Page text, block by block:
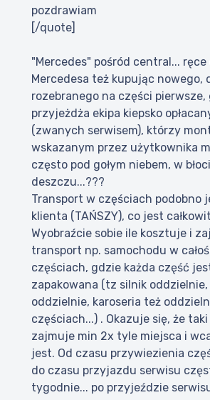
pozdrawiam
[/quote]
"Mercedes" pośród central... ręce
Mercedesa też kupując nowego,
rozebranego na części pierwsze,
przyjeżdża ekipa kiepsko
(zwanych serwisem), którzy
wskazanym przez użytkownika
często pod gołym niebem, w
deszczu...???
Transport w częściach podobno
klienta (TAŃSZY), co jest
Wyobraźcie sobie ile kosztuje i
transport np. samochodu w
częściach, gdzie każda część
zapakowana (tz silnik oddzielnie,
oddzielnie, karoseria też
częściach...) . Okazuje się, że
zajmuje min 2x tyle miejsca i
jest. Od czasu przywiezienia
do czasu przyjazdu serwisu
tygodnie... po przyjeździe